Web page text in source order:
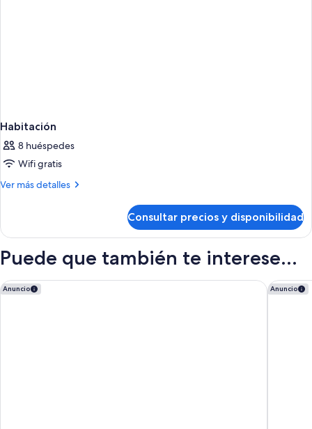
Habitación
8 huéspedes
Wifi gratis
Ver más detalles
Más
Consultar precios y disponibilidad
Puede que también te interese...
Anuncio
Barceló Sants Anuncio
NH